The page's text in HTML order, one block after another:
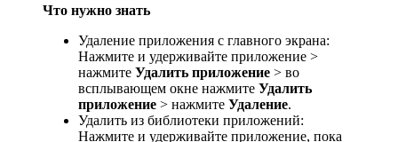
Что нужно знать
Удаление приложения с главного экрана:
Нажмите и удерживайте приложение >
нажмите Удалить приложение > во
всплывающем окне нажмите Удалить
приложение > нажмите Удаление.
Удалить из библиотеки приложений:
Нажмите и удерживайте приложение, пока